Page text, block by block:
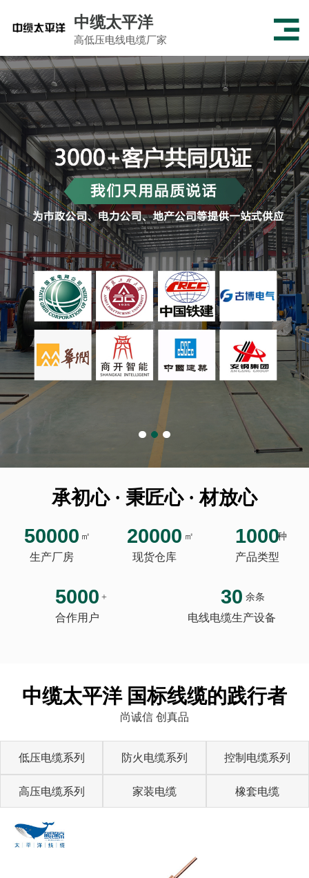
中缆太平洋
高低压电线电缆厂家
承初心 · 秉匠心 · 材放心
50000 ㎡
生产厂房
20000 ㎡
现货仓库
1000种
产品类型
5000 +
合作用户
30 余条
电线电缆生产设备
中缆太平洋 国标线缆的践行者
尚诚信 创真品
低压电缆系列 防火电缆系列 控制电缆系列
高压电缆系列 家装电缆 橡套电缆